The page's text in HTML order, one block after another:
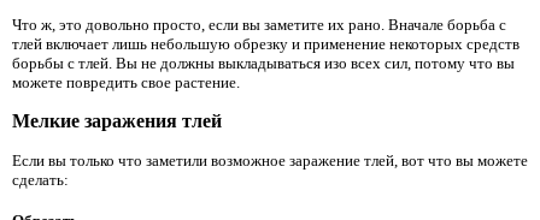
Что ж, это довольно просто, если вы заметите их рано. Вначале борьба с
тлей включает лишь небольшую обрезку и применение некоторых средств
борьбы с тлей. Вы не должны выкладываться изо всех сил, потому что вы
можете повредить свое растение.
Мелкие заражения тлей
Если вы только что заметили возможное заражение тлей, вот что вы можете
сделать: